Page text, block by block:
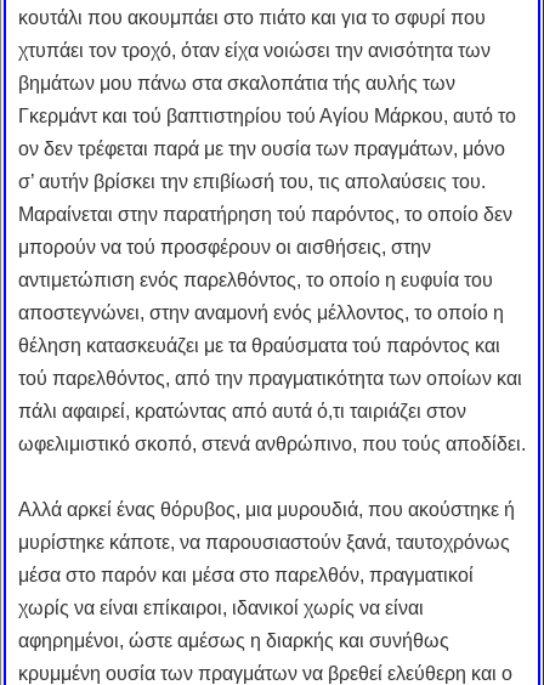
κουτάλι που ακουμπάει στο πιάτο και για το σφυρί που
χτυπάει τον τροχό, όταν είχα νοιώσει την ανισότητα των
βημάτων μου πάνω στα σκαλοπάτια τής αυλής των
Γκερμάντ και τού βαπτιστηρίου τού Αγίου Μάρκου, αυτό το
ον δεν τρέφεται παρά με την ουσία των πραγμάτων, μόνο
σ’ αυτήν βρίσκει την επιβίωσή του, τις απολαύσεις του.
Μαραίνεται στην παρατήρηση τού παρόντος, το οποίο δεν
μπορούν να τού προσφέρουν οι αισθήσεις, στην
αντιμετώπιση ενός παρελθόντος, το οποίο η ευφυία του
αποστεγνώνει, στην αναμονή ενός μέλλοντος, το οποίο η
θέληση κατασκευάζει με τα θραύσματα τού παρόντος και
τού παρελθόντος, από την πραγματικότητα των οποίων και
πάλι αφαιρεί, κρατώντας από αυτά ό,τι ταιριάζει στον
ωφελιμιστικό σκοπό, στενά ανθρώπινο, που τούς αποδίδει.
Αλλά αρκεί ένας θόρυβος, μια μυρουδιά, που ακούστηκε ή
μυρίστηκε κάποτε, να παρουσιαστούν ξανά, ταυτοχρόνως
μέσα στο παρόν και μέσα στο παρελθόν, πραγματικοί
χωρίς να είναι επίκαιροι, ιδανικοί χωρίς να είναι
αφηρημένοι, ώστε αμέσως η διαρκής και συνήθως
κρυμμένη ουσία των πραγμάτων να βρεθεί ελεύθερη και ο